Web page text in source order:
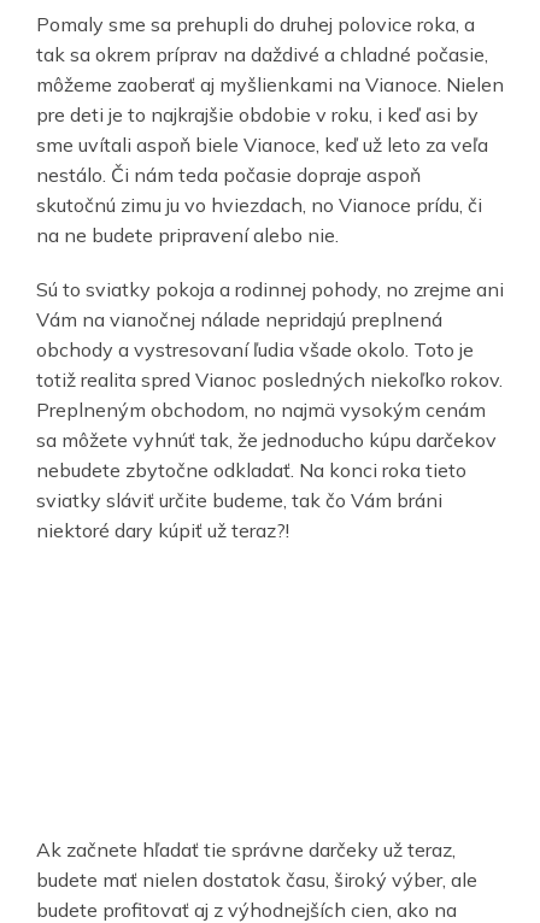
Pomaly sme sa prehupli do druhej polovice roka, a
tak sa okrem príprav na daždivé a chladné počasie,
môžeme zaoberať aj myšlienkami na Vianoce. Nielen
pre deti je to najkrajšie obdobie v roku, i keď asi by
sme uvítali aspoň biele Vianoce, keď už leto za veľa
nestálo. Či nám teda počasie dopraje aspoň
skutočnú zimu ju vo hviezdach, no Vianoce prídu, či
na ne budete pripravení alebo nie.
Sú to sviatky pokoja a rodinnej pohody, no zrejme ani
Vám na vianočnej nálade nepridajú preplnená
obchody a vystresovaní ľudia všade okolo. Toto je
totiž realita spred Vianoc posledných niekoľko rokov.
Preplneným obchodom, no najmä vysokým cenám
sa môžete vyhnúť tak, že jednoducho kúpu darčekov
nebudete zbytočne odkladať. Na konci roka tieto
sviatky sláviť určite budeme, tak čo Vám bráni
niektoré dary kúpiť už teraz?!
Ak začnete hľadať tie správne darčeky už teraz,
budete mať nielen dostatok času, široký výber, ale
budete profitovať aj z výhodnejších cien, ako na